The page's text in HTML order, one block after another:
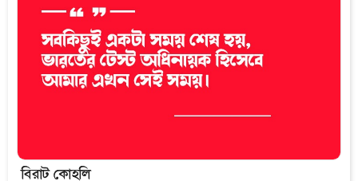
বিরাট কোহলি